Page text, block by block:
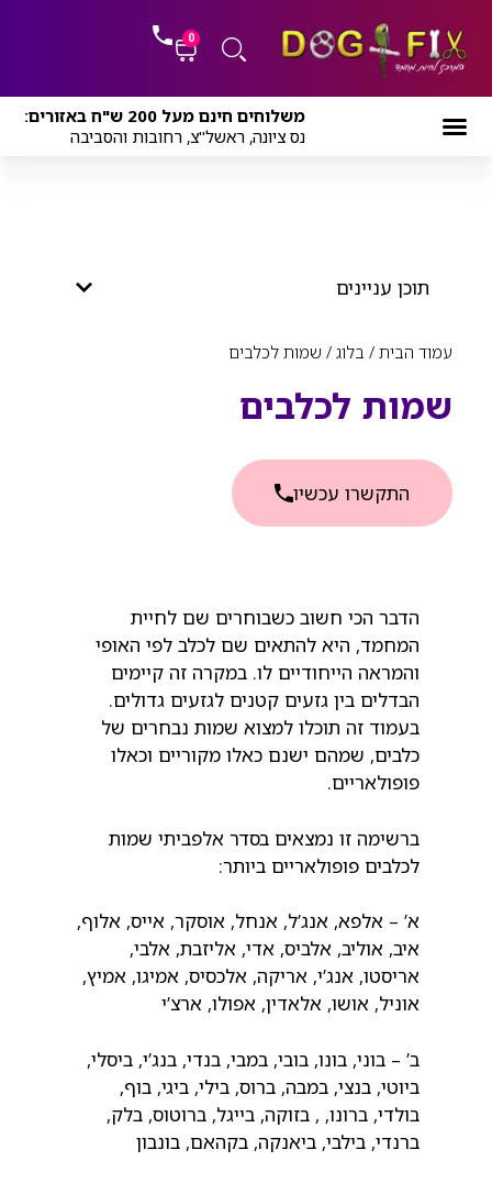
לתוכן
0
עגלת
קניות
משלוחים חינם מעל 200 ש"ח באזורים:
נס ציונה, ראשל"צ, רחובות והסביבה
תוכן עניינים
עמוד הבית/ בלוג/ שמות לכלבים
שמות לכלבים
התקשרו עכשיו
הדבר הכי חשוב כשבוחרים שם לחיית
המחמד, היא להתאים שם לכלב לפי האופי
והמראה הייחודיים לו. במקרה זה קיימים
הבדלים בין גזעים קטנים לגזעים גדולים.
בעמוד זה תוכלו למצוא שמות נבחרים של
כלבים, שמהם ישנם כאלו מקוריים וכאלו
פופולאריים.
ברשימה זו נמצאים בסדר אלפביתי שמות
לכלבים פופולאריים ביותר:
א’ – אלפא, אנג’ל, אנחל, אוסקר, אייס, אלוף,
איב, אוליב, אלביס, אדי, אליזבת, אלבי,
אריסטו, אנג’י, אריקה, אלכסיס, אמיגו, אמיץ,
אוניל, אושו, אלאדין, אפולו, ארצ’י
ב’ – בוני, בונו, בובי, במבי, בנדי, בנג’י, ביסלי,
ביוטי, בנצי, במבה, ברוס, בילי, ביגי, בוף,
בולדי, ברונו, , בזוקה, בייגל, ברוטוס, בלק,
ברנדי, בילבי, ביאנקה, בקהאם, בונבון